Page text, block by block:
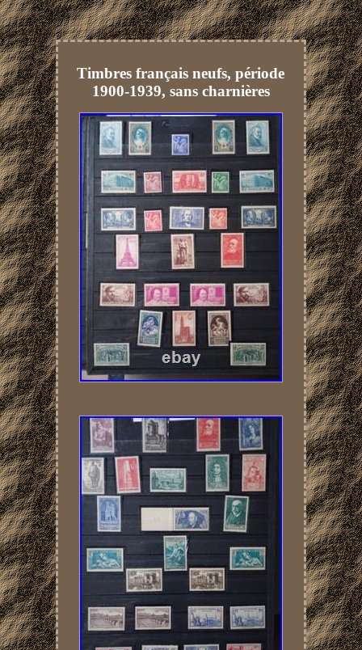
Timbres français neufs, période
1900-1939, sans charnières